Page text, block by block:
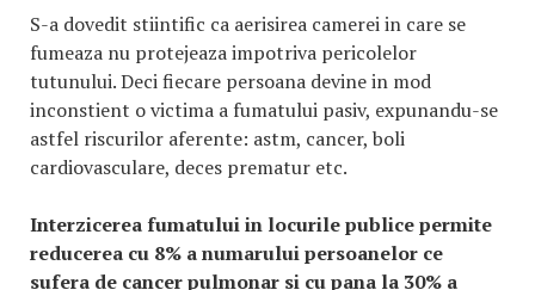
S-a dovedit stiintific ca aerisirea camerei in care se
fumeaza nu protejeaza impotriva pericolelor
tutunului. Deci fiecare persoana devine in mod
inconstient o victima a fumatului pasiv, expunandu-se
astfel riscurilor aferente: astm, cancer, boli
cardiovasculare, deces prematur etc.
Interzicerea fumatului in locurile publice permite
reducerea cu 8% a numarului persoanelor ce
sufera de cancer pulmonar si cu pana la 30% a